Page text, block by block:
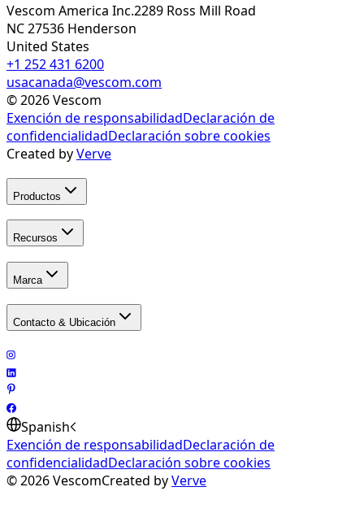
Vescom America Inc.2289 Ross Mill Road
NC 27536 Henderson
United States
+1 252 431 6200
usacanada@vescom.com
©2026Vescom
Exención de responsabilidadDeclaración de
confidencialidadDeclaración sobre cookies
Created byVerve
Productos
Recursos
Marca
Contacto & Ubicación
Spanish
Exención de responsabilidadDeclaración de
confidencialidadDeclaración sobre cookies
©2026VescomCreated byVerve